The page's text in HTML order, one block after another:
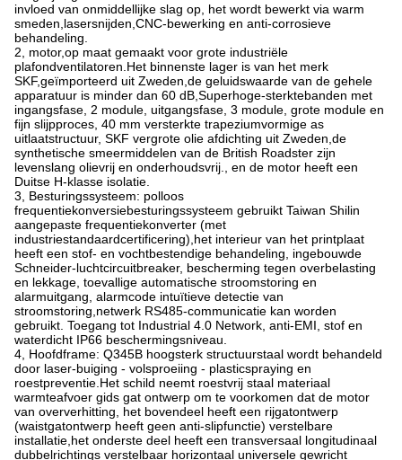
invloed van onmiddellijke slag op, het wordt bewerkt via warm
smeden,lasersnijden,CNC-bewerking en anti-corrosieve
behandeling.
2, motor,op maat gemaakt voor grote industriële
plafondventilatoren.Het binnenste lager is van het merk
SKF,geïmporteerd uit Zweden,de geluidswaarde van de gehele
apparatuur is minder dan 60 dB,Superhoge-sterktebanden met
ingangsfase, 2 module, uitgangsfase, 3 module, grote module en
fijn slijpproces, 40 mm versterkte trapeziumvormige as
uitlaatstructuur, SKF vergrote olie afdichting uit Zweden,de
synthetische smeermiddelen van de British Roadster zijn
levenslang olievrij en onderhoudsvrij., en de motor heeft een
Duitse H-klasse isolatie.
3, Besturingssysteem: polloos
frequentiekonversiebesturingssysteem gebruikt Taiwan Shilin
aangepaste frequentiekonverter (met
industriestandaardcertificering),het interieur van het printplaat
heeft een stof- en vochtbestendige behandeling, ingebouwde
Schneider-luchtcircuitbreaker, bescherming tegen overbelasting
en lekkage, toevallige automatische stroomstoring en
alarmuitgang, alarmcode intuïtieve detectie van
stroomstoring,netwerk RS485-communicatie kan worden
gebruikt. Toegang tot Industrial 4.0 Network, anti-EMI, stof en
waterdicht IP66 beschermingsniveau.
4, Hoofdframe: Q345B hoogsterk structuurstaal wordt behandeld
door laser-buiging - volsproeiing - plasticspraying en
roestpreventie.Het schild neemt roestvrij staal materiaal
warmteafvoer gids gat ontwerp om te voorkomen dat de motor
van oververhitting, het bovendeel heeft een rijgatontwerp
(waistgatontwerp heeft geen anti-slipfunctie) verstelbare
installatie,het onderste deel heeft een transversaal longitudinaal
dubbelrichtings verstelbaar horizontaal universele gewricht